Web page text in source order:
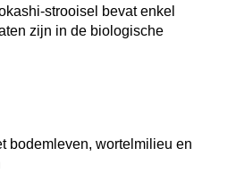
strooisel bevat enkel
zijn in de biologische
bodemleven, wortelmilieu en